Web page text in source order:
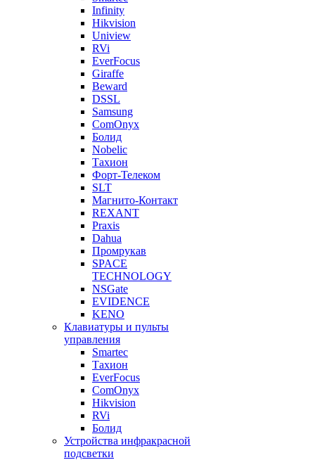
Infinity
Hikvision
Uniview
RVi
EverFocus
Giraffe
Beward
DSSL
Samsung
ComOnyx
Болид
Nobelic
Тахион
Форт-Телеком
SLT
Магнито-Контакт
REXANT
Praxis
Dahua
Промрукав
SPACE
TECHNOLOGY
NSGate
EVIDENCE
KENO
Клавиатуры и пульты
управления
Smartec
Тахион
EverFocus
ComOnyx
Hikvision
RVi
Болид
Устройства инфракрасной
подсветки